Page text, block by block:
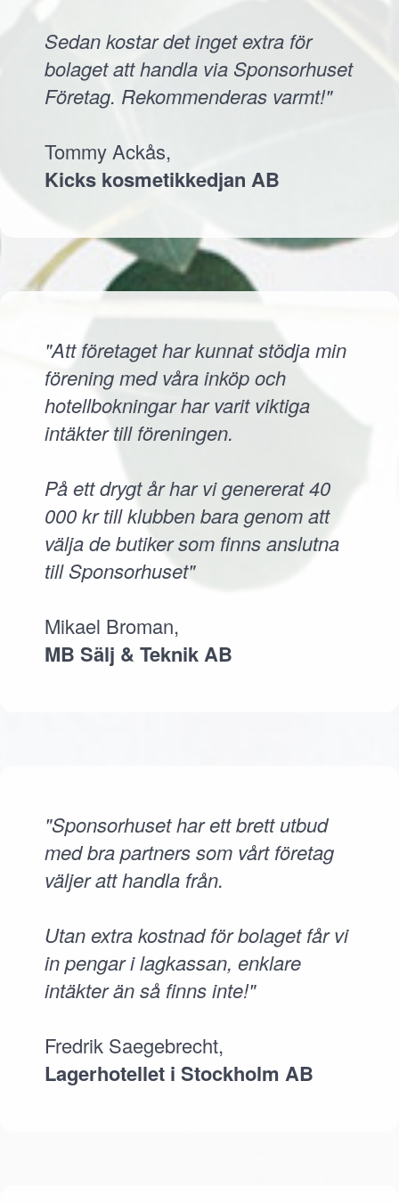
Sedan kostar det inget extra för
bolaget att handla via Sponsorhuset
Företag. Rekommenderas varmt!"
Tommy Ackås,
Kicks kosmetikkedjan AB
"Att företaget har kunnat stödja min
förening med våra inköp och
hotellbokningar har varit viktiga
intäkter till föreningen.
På ett drygt år har vi genererat 40
000 kr till klubben bara genom att
välja de butiker som finns anslutna
till Sponsorhuset"
Mikael Broman,
MB Sälj & Teknik AB
"Sponsorhuset har ett brett utbud
med bra partners som vårt företag
väljer att handla från.
Utan extra kostnad för bolaget får vi
in pengar i lagkassan, enklare
intäkter än så finns inte!"
Fredrik Saegebrecht,
Lagerhotellet i Stockholm AB